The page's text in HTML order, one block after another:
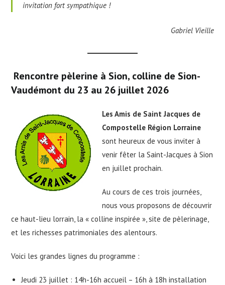
invitation fort sympathique !
Gabriel Vieille
Rencontre pèlerine à Sion, colline de Sion-
Vaudémont du 23 au 26 juillet 2026
Les Amis de Saint Jacques de
Compostelle Région Lorraine
sont heureux de vous inviter à
venir fêter la Saint-Jacques à Sion
en juillet prochain.
Au cours de ces trois journées,
nous vous proposons de découvrir
ce haut-lieu lorrain, la « colline inspirée », site de pèlerinage,
et les richesses patrimoniales des alentours.
Voici les grandes lignes du programme :
Jeudi 23 juillet : 14h-16h accueil – 16h à 18h installation